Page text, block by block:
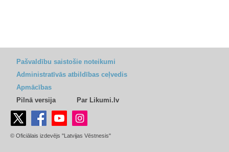
Pašvaldību saistošie noteikumi
Administratīvās atbildības ceļvedis
Apmācības
Pilnā versija
Par Likumi.lv
© Oficiālais izdevējs "Latvijas Vēstnesis"